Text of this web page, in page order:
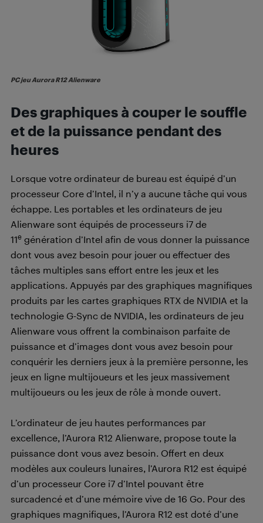
PC jeu Aurora R12 Alienware
Des graphiques à couper le souffle
et de la puissance pendant des
heures
Lorsque votre ordinateur de bureau est équipé d’un
processeur Core d’Intel, il n’y a aucune tâche qui vous
échappe. Les portables et les ordinateurs de jeu
Alienware sont équipés de processeurs i7 de
11e génération d’Intel afin de vous donner la puissance
dont vous avez besoin pour jouer ou effectuer des
tâches multiples sans effort entre les jeux et les
applications. Appuyés par des graphiques magnifiques
produits par les cartes graphiques RTX de NVIDIA et la
technologie G-Sync de NVIDIA, les ordinateurs de jeu
Alienware vous offrent la combinaison parfaite de
puissance et d’images dont vous avez besoin pour
conquérir les derniers jeux à la première personne, les
jeux en ligne multijoueurs et les jeux massivement
multijoueurs ou les jeux de rôle à monde ouvert.
L’ordinateur de jeu hautes performances par
excellence, l’Aurora R12 Alienware, propose toute la
puissance dont vous avez besoin. Offert en deux
modèles aux couleurs lunaires, l’Aurora R12 est équipé
d’un processeur Core i7 d’Intel pouvant être
surcadencé et d’une mémoire vive de 16 Go. Pour des
graphiques magnifiques, l’Aurora R12 est doté d’une